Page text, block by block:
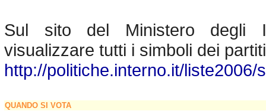
Sul sito del Ministero degli
visualizzare tutti i simboli dei partiti
http://politiche.interno.it/liste2006/
QUANDO SI VOTA